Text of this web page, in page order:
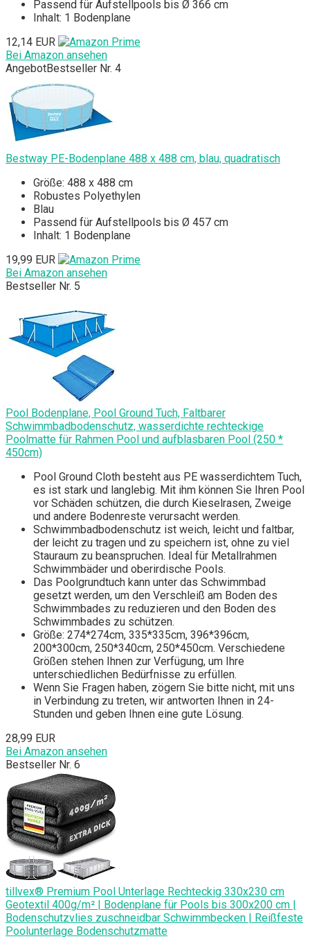
Passend für Aufstellpools bis Ø 366 cm
Inhalt: 1 Bodenplane
12,14 EUR
Bei Amazon ansehen
AngebotBestseller Nr. 4
Bestway PE-Bodenplane 488 x 488 cm, blau, quadratisch
Größe: 488 x 488 cm
Robustes Polyethylen
Blau
Passend für Aufstellpools bis Ø 457 cm
Inhalt: 1 Bodenplane
19,99 EUR
Bei Amazon ansehen
Bestseller Nr. 5
Pool Bodenplane, Pool Ground Tuch, Faltbarer
Schwimmbadbodenschutz, wasserdichte rechteckige
Poolmatte für Rahmen Pool und aufblasbaren Pool (250 *
450cm)
Pool Ground Cloth besteht aus PE wasserdichtem Tuch,
es ist stark und langlebig. Mit ihm können Sie Ihren Pool
vor Schäden schützen, die durch Kieselrasen, Zweige
und andere Bodenreste verursacht werden.
Schwimmbadbodenschutz ist weich, leicht und faltbar,
der leicht zu tragen und zu speichern ist, ohne zu viel
Stauraum zu beanspruchen. Ideal für Metallrahmen
Schwimmbäder und oberirdische Pools.
Das Poolgrundtuch kann unter das Schwimmbad
gesetzt werden, um den Verschleiß am Boden des
Schwimmbades zu reduzieren und den Boden des
Schwimmbades zu schützen.
Größe: 274*274cm, 335*335cm, 396*396cm,
200*300cm, 250*340cm, 250*450cm. Verschiedene
Größen stehen Ihnen zur Verfügung, um Ihre
unterschiedlichen Bedürfnisse zu erfüllen.
Wenn Sie Fragen haben, zögern Sie bitte nicht, mit uns
in Verbindung zu treten, wir antworten Ihnen in 24-
Stunden und geben Ihnen eine gute Lösung.
28,99 EUR
Bei Amazon ansehen
Bestseller Nr. 6
tillvex® Premium Pool Unterlage Rechteckig 330x230 cm
Geotextil 400g/m² | Bodenplane für Pools bis 300x200 cm |
Bodenschutzvlies zuschneidbar Schwimmbecken | Reißfeste
Poolunterlage Bodenschutzmatte